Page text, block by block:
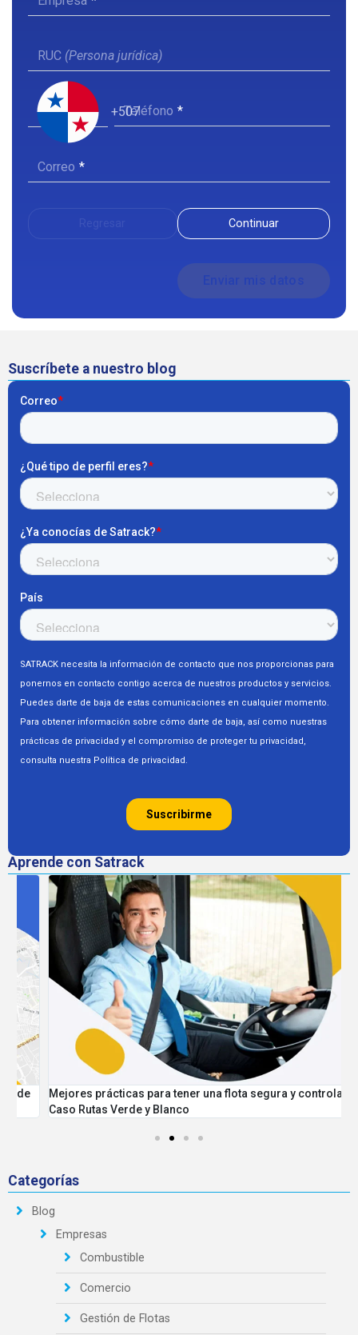
RUC (Persona jurídica)
+507Teléfono
Correo
Continuar
Suscríbete a nuestro blog
Aprende con Satrack
Mejores prácticas para tener una flota segura y controlada
Caso Rutas Verde y Blanco
Categorías
Blog
Empresas
Combustible
Comercio
Gestión de Flotas